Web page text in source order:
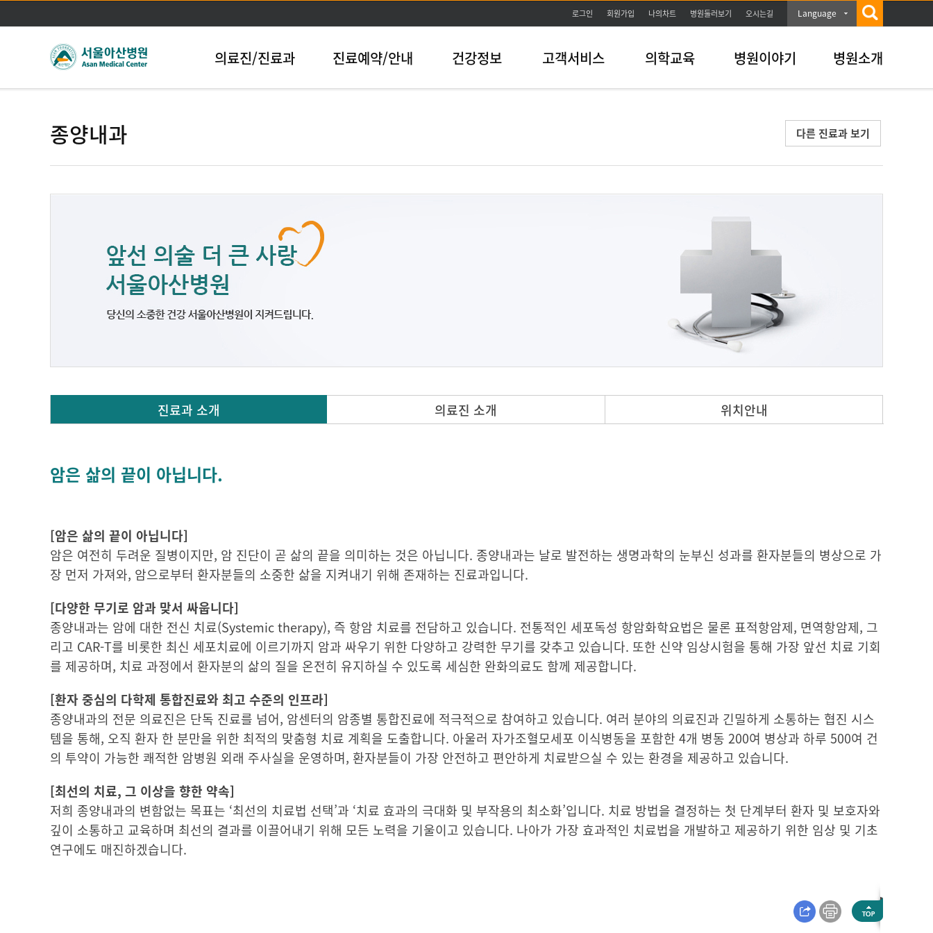
본문바로가기
로그인 회원가입 나의차트 병원둘러보기 오시는길 Language
의료진/진료과 진료예약/안내 건강정보 고객서비스 의학교육 병원이야기 병원소개
종양내과 다른 진료과 보기
진료과 소개 의료진 소개 위치안내
암은 삶의 끝이 아닙니다.
[암은 삶의 끝이 아닙니다]
암은 여전히 두려운 질병이지만, 암 진단이 곧 삶의 끝을 의미하는 것은 아닙니다. 종양내과는 날로 발전하는 생명과학의 눈부신 성과를 환자분들의 병상으로 가
장 먼저 가져와, 암으로부터 환자분들의 소중한 삶을 지켜내기 위해 존재하는 진료과입니다.
[다양한 무기로 암과 맞서 싸웁니다]
종양내과는 암에 대한 전신 치료(Systemic therapy), 즉 항암 치료를 전담하고 있습니다. 전통적인 세포독성 항암화학요법은 물론 표적항암제, 면역항암제, 그
리고 CAR-T를 비롯한 최신 세포치료에 이르기까지 암과 싸우기 위한 다양하고 강력한 무기를 갖추고 있습니다. 또한 신약 임상시험을 통해 가장 앞선 치료 기회
를 제공하며, 치료 과정에서 환자분의 삶의 질을 온전히 유지하실 수 있도록 세심한 완화의료도 함께 제공합니다.
[환자 중심의 다학제 통합진료와 최고 수준의 인프라]
종양내과의 전문 의료진은 단독 진료를 넘어, 암센터의 암종별 통합진료에 적극적으로 참여하고 있습니다. 여러 분야의 의료진과 긴밀하게 소통하는 협진 시스
템을 통해, 오직 환자 한 분만을 위한 최적의 맞춤형 치료 계획을 도출합니다. 아울러 자가조혈모세포 이식병동을 포함한 4개 병동 200여 병상과 하루 500여 건
의 투약이 가능한 쾌적한 암병원 외래 주사실을 운영하며, 환자분들이 가장 안전하고 편안하게 치료받으실 수 있는 환경을 제공하고 있습니다.
[최선의 치료, 그 이상을 향한 약속]
저희 종양내과의 변함없는 목표는 ‘최선의 치료법 선택’과 ‘치료 효과의 극대화 및 부작용의 최소화’입니다. 치료 방법을 결정하는 첫 단계부터 환자 및 보호자와
깊이 소통하고 교육하며 최선의 결과를 이끌어내기 위해 모든 노력을 기울이고 있습니다. 나아가 가장 효과적인 치료법을 개발하고 제공하기 위한 임상 및 기초
연구에도 매진하겠습니다.